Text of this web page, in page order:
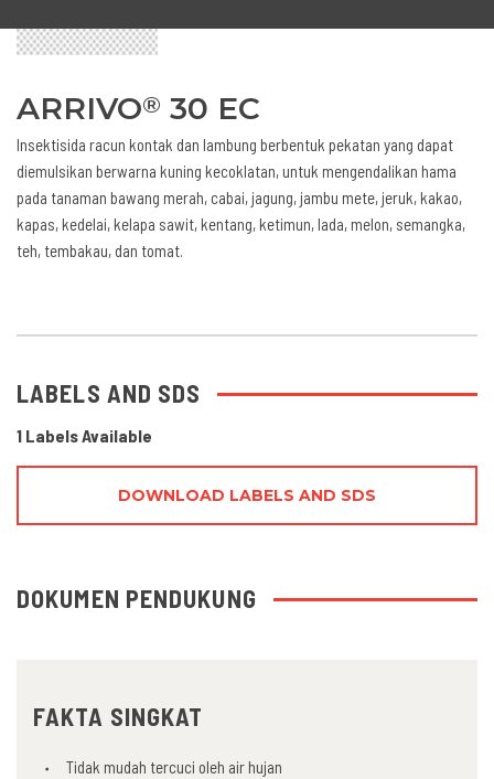
ARRIVO® 30 EC
Insektisida racun kontak dan lambung berbentuk pekatan yang dapat
diemulsikan berwarna kuning kecoklatan, untuk mengendalikan hama
pada tanaman bawang merah, cabai, jagung, jambu mete, jeruk, kakao,
kapas, kedelai, kelapa sawit, kentang, ketimun, lada, melon, semangka,
teh, tembakau, dan tomat.
FAKTA SINGKAT
Tidak mudah tercuci oleh air hujan
LABELS AND SDS
1 Labels Available
DOWNLOAD LABELS AND SDS
DOKUMEN PENDUKUNG